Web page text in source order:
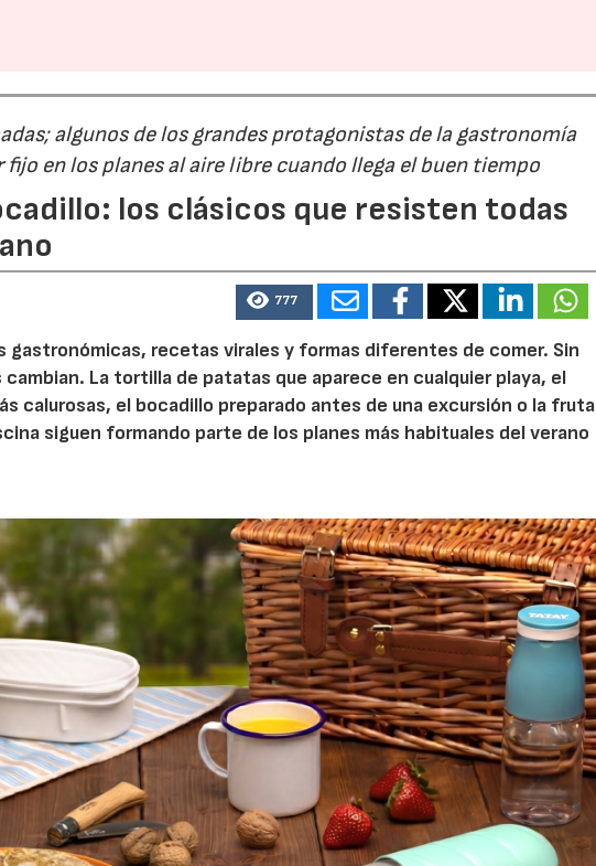
algunos de los grandes protagonistas de la gastronomía
en los planes al aire libre cuando llega el buen tiempo
los clásicos que resisten todas
777
gastronómicas, recetas virales y formas diferentes de comer. Sin
La tortilla de patatas que aparece en cualquier playa, el
calurosas, el bocadillo preparado antes de una excursión o la fruta
siguen formando parte de los planes más habituales del verano